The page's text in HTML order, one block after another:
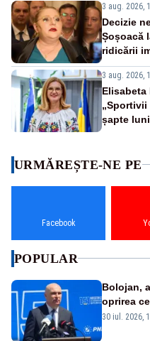
3 aug. 2026,
Decizie
Șoșoacă
ridicării
3 aug. 2026,
Elisabeta
„Sportivii
șapte
URMĂREȘTE-NE PE
Facebook
POPULAR
Bolojan,
oprirea
30 iul. 2026,